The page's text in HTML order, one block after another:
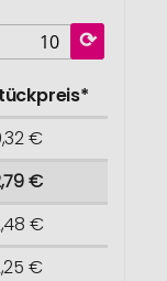
€
€
€
€